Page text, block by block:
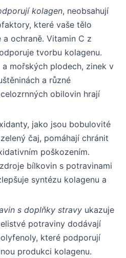
kolagen, neobsahují
které vaše tělo
ochraně. Vitamin C z
tvorbu kolagenu.
mořských plodech, zinek v
a různé
obilovin hrají
jako jsou bobulovité
čaj, pomáhají chránit
poškozením.
bílkovin s potravinami
syntézu kolagenu a
s doplňky stravy ukazuje
potraviny dodávají
které podporují
produkci kolagenu.